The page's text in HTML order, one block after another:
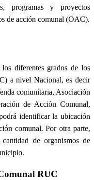
programas y proyectos
de acción comunal (OAC).
diferentes grados de los
a nivel Nacional, es decir
comunitaria, Asociación
de Acción Comunal,
identificar la ubicación
comunal. Por otra parte,
de organismos de
RUC